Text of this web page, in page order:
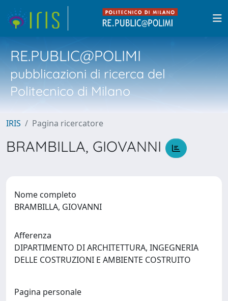
RE.PUBLIC@POLIMI
pubblicazioni di ricerca del
Politecnico di Milano
IRIS Pagina ricercatore
BRAMBILLA, GIOVANNI
Nome completo
BRAMBILLA, GIOVANNI
Afferenza
DIPARTIMENTO DI ARCHITETTURA, INGEGNERIA
DELLE COSTRUZIONI E AMBIENTE COSTRUITO
Pagina personale